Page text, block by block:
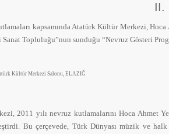
II.
kapsamında Atatürk Kültür Merkezi,
Topluluğu”nun sunduğu “Nevruz Gösteri
Kültür Merkezi Salonu, ELAZIĞ
2011 yılı nevruz kutlamalarını Hoca Ahmet
Bu çerçevede, Türk Dünyası müzik ve halk